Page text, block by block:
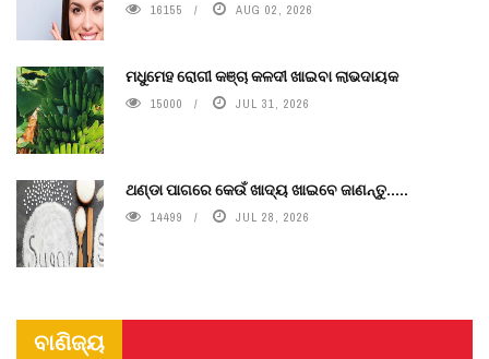
16155 AUG 02, 2026
ମଧୁମେହ ରୋଗୀ କଞ୍ଚା କଳଦୀ ଖାଇବା ଲାଭଦାୟକ
15000 JUL 31, 2026
ଥଣ୍ଡା ପାଗରେ କେଉଁ ଖାଦ୍ୟ ଖାଇବେ ଜାଣନ୍ତୁ.....
14499 JUL 28, 2026
ବାଣିଜ୍ୟ